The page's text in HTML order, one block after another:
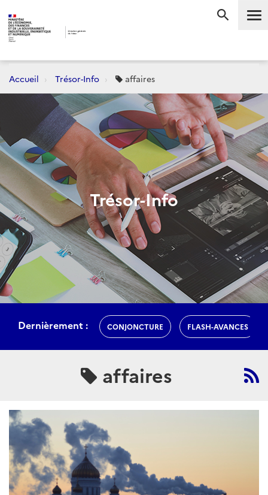
Accueil Trésor-Info affaires
Trésor-Info
Dernièrement : CONJONCTURE FLASH-AVANCES
affaires